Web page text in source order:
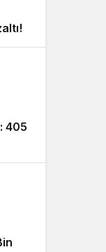
405